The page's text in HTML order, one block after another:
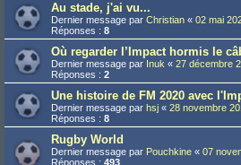
Au stade, j'ai vu...
Dernier message par Christian « 02 mai
Réponses : 8
Où regarder l’Impact hormis le
Dernier message par Inuk « 27 décembre
Réponses : 2
Une histoire de FM 2020 avec
Dernier message par hsj « 28 novembre
Réponses : 8
Rugby World
Dernier message par Pouchkine « 07
Réponses : 493